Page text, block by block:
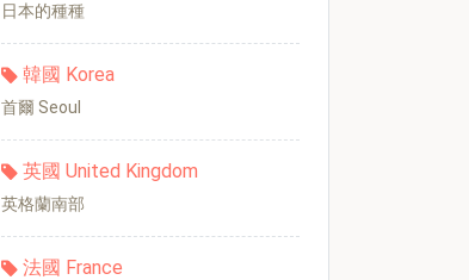
日本的種種
韓國 Korea
首爾 Seoul
英國 United Kingdom
英格蘭南部
法國 France